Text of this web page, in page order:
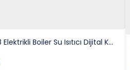
KEF WB8 Elektrikli Boiler Su Isıtıcı Dijital Kontrollü 8 Lt.